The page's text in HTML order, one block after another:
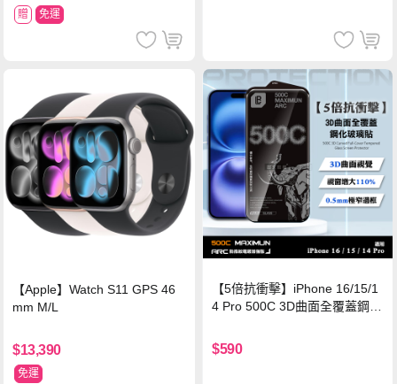
贈 免運
【Apple】Watch S11 GPS 46
mm M/L
$13,390
免運
【5倍抗衝擊】iPhone 16/15/1
4 Pro 500C 3D曲面全覆蓋鋼化
保護貼
$590